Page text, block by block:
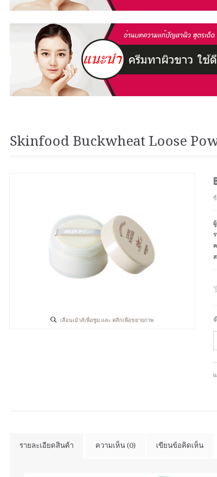
Skinfood Buckwheat Loose
เลื่อนเม้าส์เพื่อซูม และ คลิกเพื่อขยายภาพ
รายละเอียดสินค้า ความเห็น (0) เขียนข้อคิดเห็น